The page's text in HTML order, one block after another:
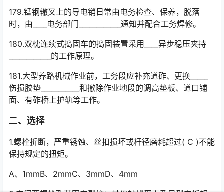
179.锰钢辙叉上的导电销日常由电务检查、保养，脱落
时，由____电务部门____________通知并配合工务焊修。
180.双枕连续式捣固车的捣固装置采用____异步稳压夹持
____________的工作原理。
181.大型养路机械作业前，工务段应补充道砟、更换_____
伤损胶垫___________和撤除作业地段的调高垫板、道口铺
面、有砟桥上护轨等工作。
二、选择
1.螺栓折断，严重锈蚀、丝扣损坏或杆径磨耗超过( C )不能
保持规定的扭矩。
A、1mmB、2mmC、3mmD、4mm